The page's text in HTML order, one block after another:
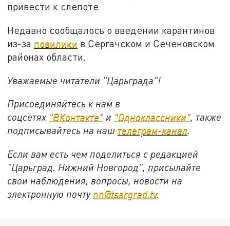
привести к слепоте.
Недавно сообщалось о введении карантинов
из-за повилики в Сергачском и Сеченовском
районах области.
Уважаемые читатели "Царьграда"!
Присоединяйтесь к нам в
соцсетях "ВКонтакте" и "Одноклассники", также
подписывайтесь на наш телеграм-канал.
Если вам есть чем поделиться с редакцией
"Царьград. Нижний Новгород", присылайте
свои наблюдения, вопросы, новости на
электронную почту nn@tsargrad.tv.